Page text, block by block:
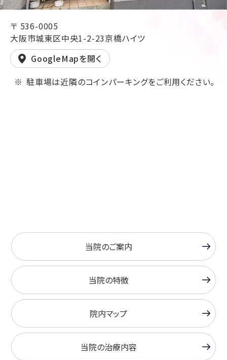
〒 536-0005
大阪市城東区中央1-2-23京橋ハイツ
GoogleMapを開く
駐車場は近隣のコインパーキングをご利用ください。
当院のご案内
当院の特徴
院内マップ
当院の治療内容